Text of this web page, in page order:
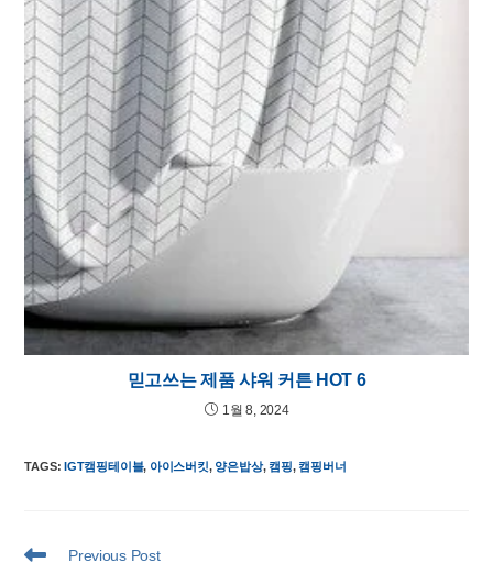
믿고쓰는 제품 샤워 커튼 HOT 6
1월 8, 2024
TAGS:IGT캠핑테이블, 아이스버킷, 양은밥상, 캠핑, 캠핑버너
Read
Previous Post